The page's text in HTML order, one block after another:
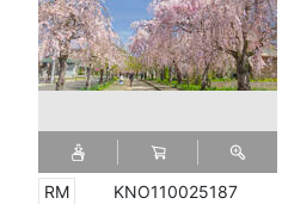
KNO110025187